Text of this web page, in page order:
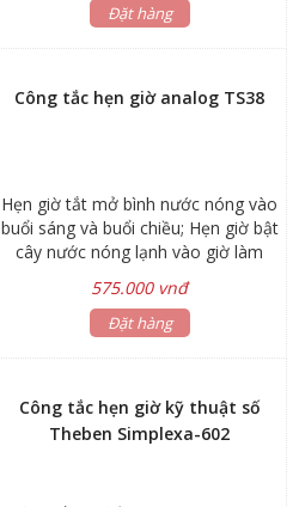
Đặt hàng
Công tắc hẹn giờ analog TS38
Hẹn giờ tắt mở bình nước nóng vào
buổi sáng và buổi chiều; Hẹn giờ bật
cây nước nóng lạnh vào giờ làm
tắt đèn quảng cáo, đèn sân vườn,
đèn cổng...; Hẹn giờ bơm nước tưới
575.000 vnđ
Đặt hàng
Công tắc hẹn giờ kỹ thuật số
Theben Simplexa-602